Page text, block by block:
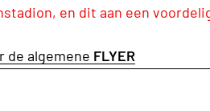
en dit aan een
de algemene FLYER